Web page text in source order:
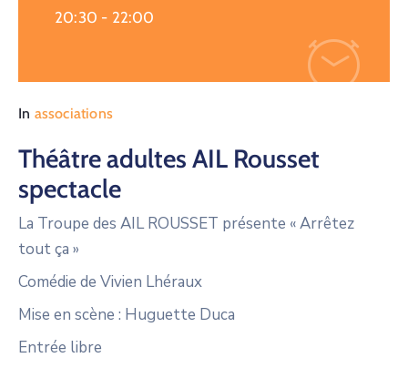
20:30 - 22:00
In associations
Théâtre adultes AIL Rousset
spectacle
La Troupe des AIL ROUSSET présente « Arrêtez
tout ça »
Comédie de Vivien Lhéraux
Mise en scène : Huguette Duca
Entrée libre